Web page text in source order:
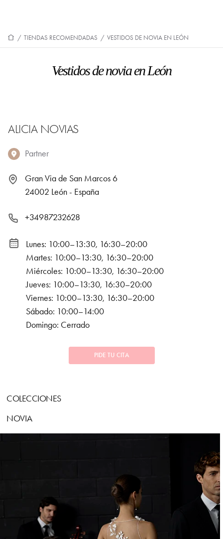
/ TIENDAS RECOMENDADAS / VESTIDOS DE NOVIA EN LEÓN
Vestidos de novia en León
ALICIA NOVIAS
Partner
Gran Via de San Marcos 6
24002 León - España
+34987232628
Lunes: 10:00–13:30, 16:30–20:00
Martes: 10:00–13:30, 16:30–20:00
Miércoles: 10:00–13:30, 16:30–20:00
Jueves: 10:00–13:30, 16:30–20:00
Viernes: 10:00–13:30, 16:30–20:00
Sábado: 10:00–14:00
Domingo: Cerrado
PIDE TU CITA
COLECCIONES
NOVIA